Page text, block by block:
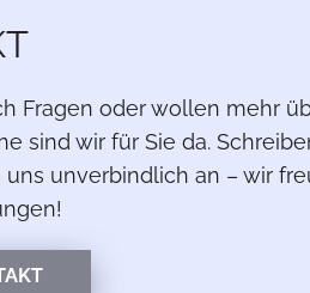
Fragen oder wollen mehr
sind wir für Sie da.
uns unverbindlich an – wir